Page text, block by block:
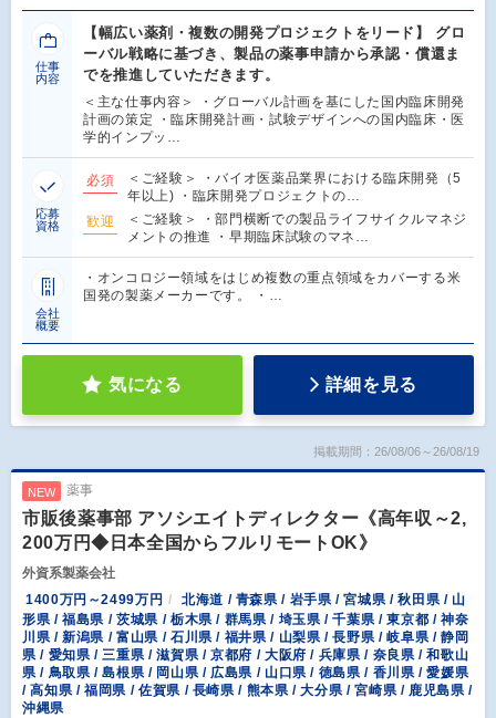
仕事
内容
【幅広い薬剤・複数の開発プロジェクトをリード】 グロ
ーバル戦略に基づき、製品の薬事申請から承認・償還ま
でを推進していただきます。
＜主な仕事内容＞ ・グローバル計画を基にした国内臨床開発
計画の策定 ・臨床開発計画・試験デザインへの国内臨床・医
学的インプッ…
応募
資格
必須
＜ご経験＞ ・バイオ医薬品業界における臨床開発（5
年以上) ・臨床開発プロジェクトの…
歓迎
＜ご経験＞ ・部門横断での製品ライフサイクルマネジ
メントの推進 ・早期臨床試験のマネ…
会社
概要
・オンコロジー領域をはじめ複数の重点領域をカバーする米
国発の製薬メーカーです。 ・…
気になる 詳細を見る
掲載期間：26/08/06～26/08/19
NEW 薬事
市販後薬事部 アソシエイトディレクター《高年収～2,
200万円◆日本全国からフルリモートOK》
外資系製薬会社
1400万円～2499万円
北海道 / 青森県 / 岩手県 / 宮城県 / 秋田県 / 山
形県 / 福島県 / 茨城県 / 栃木県 / 群馬県 / 埼玉県 / 千葉県 / 東京都 / 神奈
川県 / 新潟県 / 富山県 / 石川県 / 福井県 / 山梨県 / 長野県 / 岐阜県 / 静岡
県 / 愛知県 / 三重県 / 滋賀県 / 京都府 / 大阪府 / 兵庫県 / 奈良県 / 和歌山
県 / 鳥取県 / 島根県 / 岡山県 / 広島県 / 山口県 / 徳島県 / 香川県 / 愛媛県
/ 高知県 / 福岡県 / 佐賀県 / 長崎県 / 熊本県 / 大分県 / 宮崎県 / 鹿児島県 /
沖縄県